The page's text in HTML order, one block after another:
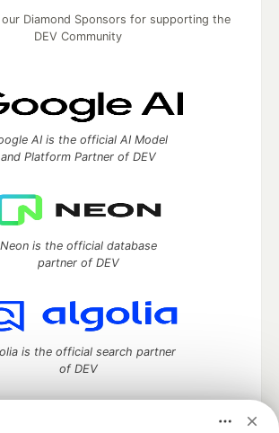
Diamond Sponsors for supporting the
DEV Community
AI is the official AI Model
and Platform Partner of DEV
Neon is the official database
partner of DEV
is the official search partner
of DEV